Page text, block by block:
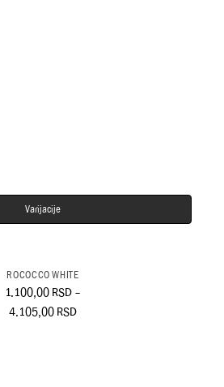
Varijacije
ROCOCCO WHITE
1.100,00RSD–
4.105,00RSD